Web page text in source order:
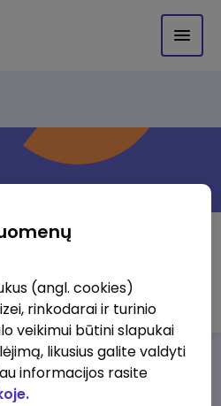
musPrivalumai
(angl. cookies)
rinkodarai ir turinio
veikimui būtini slapukai
likusius galite valdyti
informacijos rasite